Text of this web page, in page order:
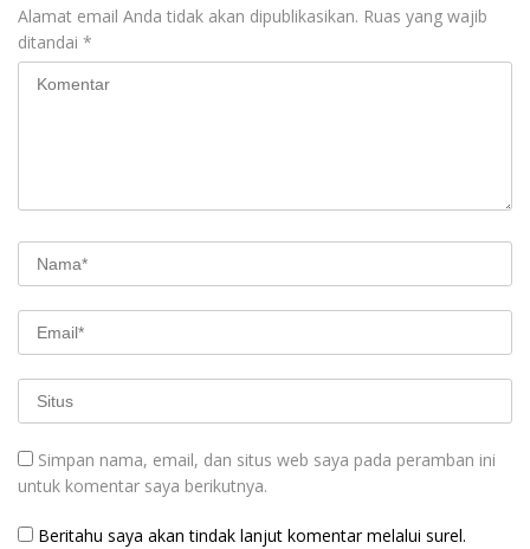
Alamat email Anda tidak akan dipublikasikan. Ruas yang wajib
ditandai *
Simpan nama, email, dan situs web saya pada peramban ini
untuk komentar saya berikutnya.
Beritahu saya akan tindak lanjut komentar melalui surel.